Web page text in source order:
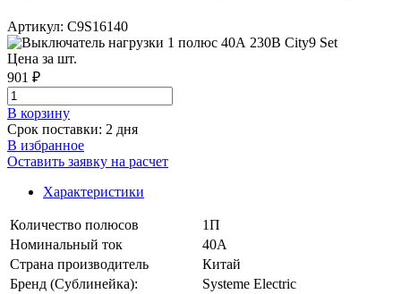
Артикул: C9S16140
Цена за шт.
901 ₽
В корзинy
Срок поставки: 2 дня
В избранное
Оставить заявку на расчет
Характеристики
Количество полюсов
1П
Номинальный ток
40А
Страна производитель
Китай
Бренд (Сублинейка):
Systeme Electric